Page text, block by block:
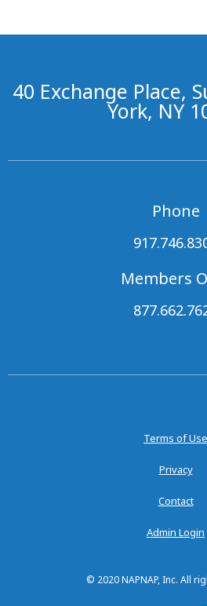
40 Exchange Place,
York, NY
Phone
Members
Terms of Use
Privacy
Contact
Admin Login
© 2020 NAPNAP, Inc. All